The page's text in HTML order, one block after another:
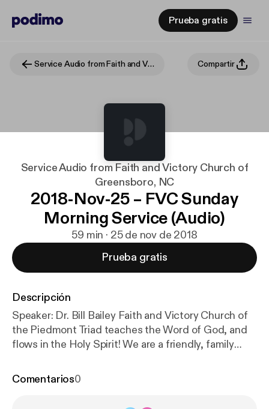
Prueba gratis
Service Audio from Faith and Victory Church of Greensboro, NC Compartir
Service Audio from Faith and Victory Church of
Greensboro, NC
2018-Nov-25 – FVC Sunday
Morning Service (Audio)
59 min · 25 de nov de 2018
Prueba gratis
Descripción
Speaker: Dr. Bill Bailey Faith and Victory Church of
the Piedmont Triad teaches the Word of God, and
flows in the Holy Spirit! We are a friendly, family
uncompromising Word of Faith Message! Everyone
Comentarios0